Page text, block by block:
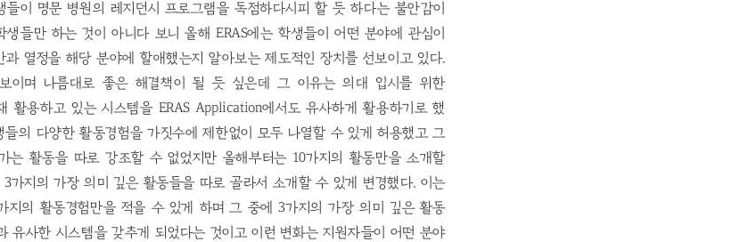
이 명문 병원의 레지던시 프로그램을 독점하다시피 할 듯 하다는 불안감이
들만 하는 것이 아니다 보니 올해 ERAS에는 학생들이 어떤 분야에 관심이
열정을 해당 분야에 할애했는지 알아보는 제도적인 장치를 선보이고 있다.
이며 나름대로 좋은 해결책이 될 듯 싶은데 그 이유는 의대 입시를 위한
활용하고 있는 시스템을 ERAS Application에서도 유사하게 활용하기로 했
의 다양한 활동경험을 가짓수에 제한없이 모두 나열할 수 있게 허용했고 그
는 활동을 따로 강조할 수 없었지만 올해부터는 10가지의 활동만을 소개할
가지의 가장 의미 깊은 활동들을 따로 골라서 소개할 수 있게 변경했다. 이는
지의 활동경험만을 적을 수 있게 하며 그 중에 3가지의 가장 의미 깊은 활동
유사한 시스템을 갖추게 되었다는 것이고 이런 변화는 지원자들이 어떤 분야